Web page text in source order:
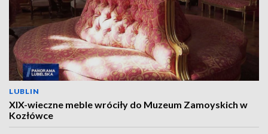
LUBLIN
XIX-wieczne meble wróciły do Muzeum Zamoyskich w
Kozłówce